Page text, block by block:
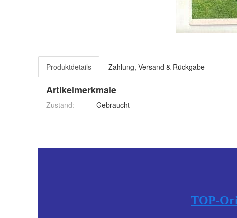
Produktdetails Zahlung, Versand & Rückgabe
Artikelmerkmale
Zustand: Gebraucht